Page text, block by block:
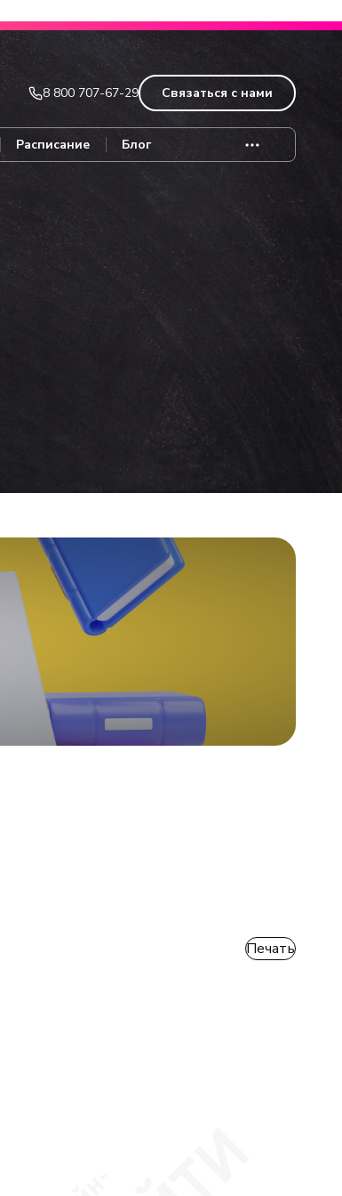
Записаться
8 800 707-67-29 Связаться с нами
Расписание Блог
Печать